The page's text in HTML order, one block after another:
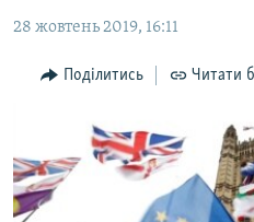
до
навігації
пошуку
ПОЛІТИКА
БЛОГИ
ІНТЕРВ'Ю
ВСЕ ЗА ДЕНЬ
28 жовтень 2019, 16:11
Поділитись Читати